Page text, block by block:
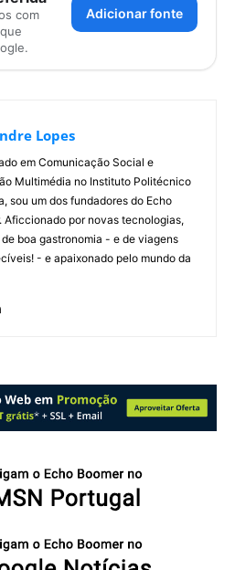
com
Adicionar fonte
Lopes
em Comunicação Social e
Multimédia no Instituto Politécnico
sou um dos fundadores do Echo
Aficcionado por novas tecnologias,
boa gastronomia - e de viagens
- e apaixonado pelo mundo da